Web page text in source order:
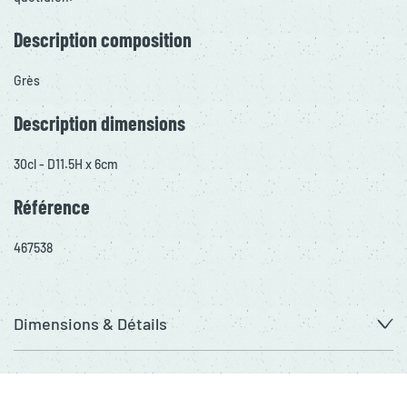
Description composition
Grès
Description dimensions
30cl - D11.5H x 6cm
Référence
467538
Dimensions & Détails